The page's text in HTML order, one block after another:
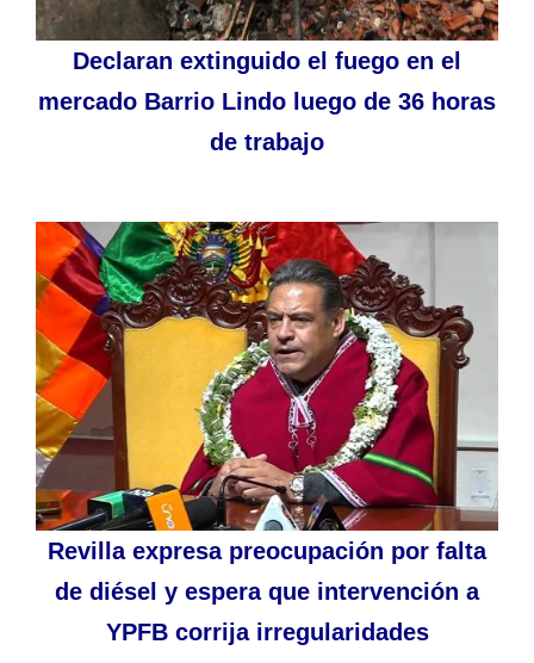
Declaran extinguido el fuego en el
mercado Barrio Lindo luego de 36 horas
de trabajo
Revilla expresa preocupación por falta
de diésel y espera que intervención a
YPFB corrija irregularidades